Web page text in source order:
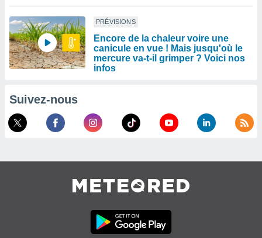
PRÉVISIONS
Encore de la chaleur voire une
canicule en vue ! Mais jusqu'où le
mercure va-t-il grimper ? Voici nos
infos
Suivez-nous